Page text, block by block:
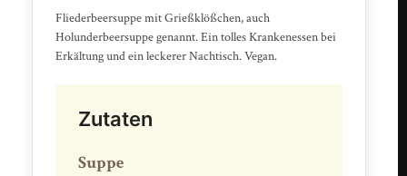
Fliederbeersuppe mit Grießklößchen, auch
Holunderbeersuppe genannt. Ein tolles Krankenessen bei
Erkältung und ein leckerer Nachtisch. Vegan.
Zutaten
Suppe